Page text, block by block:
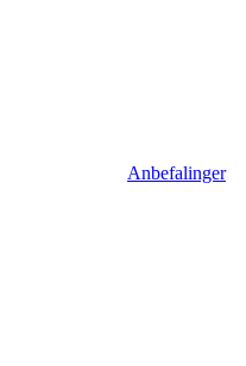
Anbefalinger